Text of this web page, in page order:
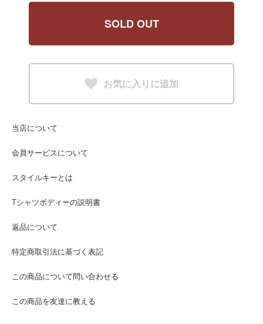
SOLD OUT
お気に入りに追加
当店について
会員サービスについて
スタイルキーとは
Tシャツボディーの説明書
返品について
特定商取引法に基づく表記
この商品について問い合わせる
この商品を友達に教える